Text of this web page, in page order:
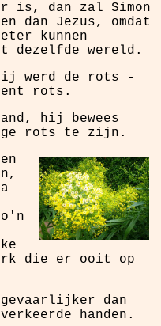
is, dan zal Simon
dan Jezus, omdat
kunnen
wereld.
werd de rots -
rots.
hij bewees
rots te zijn.
die er ooit op
gevaarlijker dan
handen.